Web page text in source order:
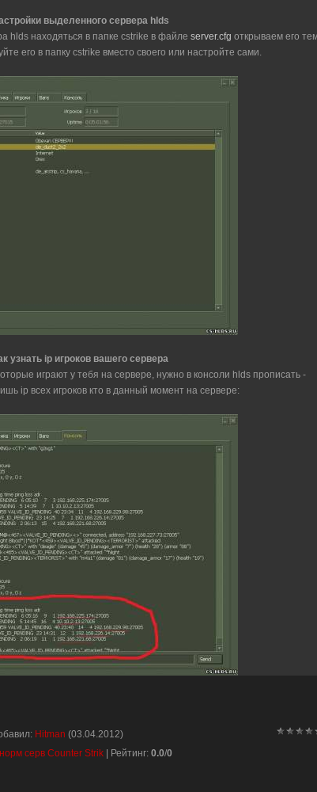
выделенного сервера hlds
hlds находяться в папке cstrike в файле server.cfg открываем его
его в папку cstrike вместо своего или настройте сами.
узнать ip игроков вашего сервера
играют у тебя на сервере, нужно в консоли hlds прописать -
ip всех игроков кто в данный момент на сервере:
: Hitman (03.04.2012)
серв Counter Strik Рейтинг: 0.0/0